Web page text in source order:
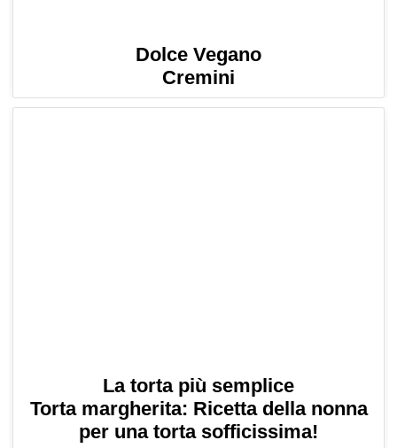
Dolce Vegano
Cremini
La torta più semplice
Torta margherita: Ricetta della nonna
per una torta sofficissima!